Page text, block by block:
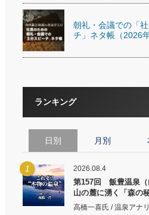
朝礼・会議での「
チ」ネタ帳（2026
ランキング
日別 月別
1 2026.08.4
第157回 飯豊温泉
山の麓に湧く「森の秘
高橋一喜氏 / 温泉アナ